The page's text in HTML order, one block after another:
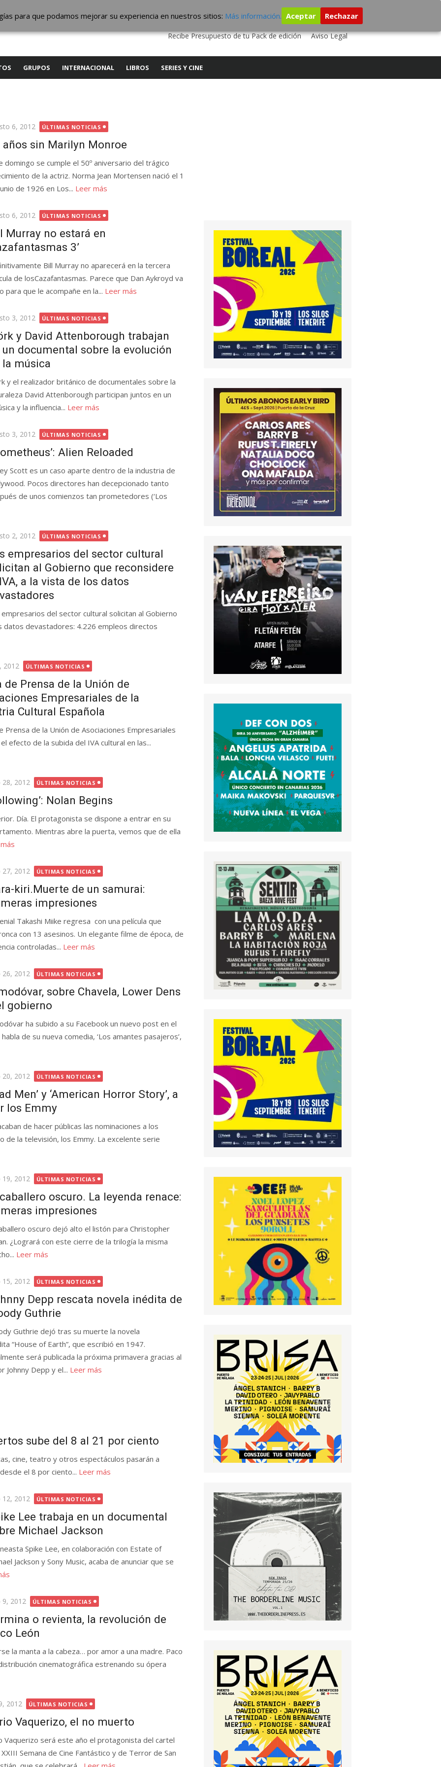
QUIENES SOMOS CONTACTO SERVICIOS EDITA TU DISCO
ESTUDIO DE GRABACIÓN
Recibe Presupuesto de tu Pack de edición
Aviso Legal
GRUPOS INTERNACIONAL LIBROS SERIES Y CINE
6, 2012 ÚLTIMAS NOTICIAS
años sin Marilyn Monroe
domingo se cumple el 50º aniversario del trágico
de la actriz. Norma Jean Mortensen nació el 1
de 1926 en Los... Leer más
6, 2012 ÚLTIMAS NOTICIAS
Murray no estará en
3’
Bill Murray no aparecerá en la tercera
de losCazafantasmas. Parece que Dan Aykroyd va
que le acompañe en la... Leer más
3, 2012 ÚLTIMAS NOTICIAS
y David Attenborough trabajan
un documental sobre la evolución
la música
y el realizador británico de documentales sobre la
David Attenborough participan juntos en un
y la influencia... Leer más
3, 2012 ÚLTIMAS NOTICIAS
Alien Reloaded
Scott es un caso aparte dentro de la industria de
Pocos directores han decepcionado tanto
de unos comienzos tan prometedores (‘Los
2, 2012 ÚLTIMAS NOTICIAS
empresarios del sector cultural
al Gobierno que reconsidere
a la vista de los datos
empresarios del sector cultural solicitan al Gobierno
datos devastadores: 4.226 empleos directos
2012 ÚLTIMAS NOTICIAS
de Prensa de la Unión de
Empresariales de la
Cultural Española
Prensa de la Unión de Asociaciones Empresariales
efecto de la subida del IVA cultural en las...
28, 2012 ÚLTIMAS NOTICIAS
Nolan Begins
Día. El protagonista se dispone a entrar en su
Mientras abre la puerta, vemos que de ella
27, 2012 ÚLTIMAS NOTICIAS
kiri.Muerte de un samurai:
impresiones
Takashi Miike regresa con una película que
con 13 asesinos. Un elegante filme de época, de
controladas... Leer más
26, 2012 ÚLTIMAS NOTICIAS
sobre Chavela, Lower Dens
gobierno
ha subido a su Facebook un nuevo post en el
de su nueva comedia, ‘Los amantes pasajeros’,
20, 2012 ÚLTIMAS NOTICIAS
Men’ y ‘American Horror Story’, a
los Emmy
de hacer públicas las nominaciones a los
de la televisión, los Emmy. La excelente serie
19, 2012 ÚLTIMAS NOTICIAS
oscuro. La leyenda renace:
impresiones
oscuro dejó alto el listón para Christopher
¿Logrará con este cierre de la trilogía la misma
Leer más
15, 2012 ÚLTIMAS NOTICIAS
Depp rescata novela inédita de
Guthrie
Guthrie dejó tras su muerte la novela
“House of Earth”, que escribió en 1947.
será publicada la próxima primavera gracias al
Johnny Depp y el... Leer más
sube del 8 al 21 por ciento
cine, teatro y otros espectáculos pasarán a
el 8 por ciento... Leer más
12, 2012 ÚLTIMAS NOTICIAS
Lee trabaja en un documental
Michael Jackson
Spike Lee, en colaboración con Estate of
Jackson y Sony Music, acaba de anunciar que se
9, 2012 ÚLTIMAS NOTICIAS
o revienta, la revolución de
León
la manta a la cabeza… por amor a una madre. Paco
cinematográfica estrenando su ópera
2012 ÚLTIMAS NOTICIAS
Vaquerizo, el no muerto
Vaquerizo será este año el protagonista del cartel
Semana de Cine Fantástico y de Terror de San
para que podamos mejorar su experiencia en nuestros sitios: Más información. Aceptar Rechazar